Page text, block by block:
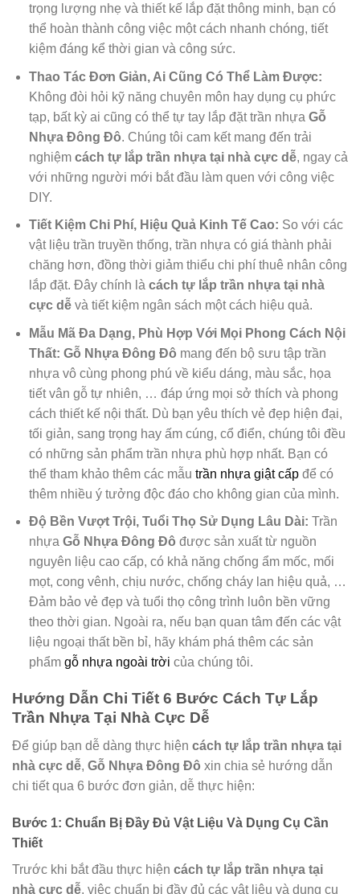
trọng lượng nhẹ và thiết kế lắp đặt thông minh, bạn có
thể hoàn thành công việc một cách nhanh chóng, tiết
kiệm đáng kể thời gian và công sức.
Thao Tác Đơn Giản, Ai Cũng Có Thể Làm Được:
Không đòi hỏi kỹ năng chuyên môn hay dụng cụ phức
tạp, bất kỳ ai cũng có thể tự tay lắp đặt trần nhựa Gỗ
Nhựa Đông Đô. Chúng tôi cam kết mang đến trải
nghiệm cách tự lắp trần nhựa tại nhà cực dễ, ngay cả
với những người mới bắt đầu làm quen với công việc
DIY.
Tiết Kiệm Chi Phí, Hiệu Quả Kinh Tế Cao: So với các
vật liệu trần truyền thống, trần nhựa có giá thành phải
chăng hơn, đồng thời giảm thiểu chi phí thuê nhân công
lắp đặt. Đây chính là cách tự lắp trần nhựa tại nhà
cực dễvà tiết kiệm ngân sách một cách hiệu quả.
Mẫu Mã Đa Dạng, Phù Hợp Với Mọi Phong Cách Nội
Thất: Gỗ Nhựa Đông Đô mang đến bộ sưu tập trần
nhựa vô cùng phong phú về kiểu dáng, màu sắc, họa
tiết vân gỗ tự nhiên, … đáp ứng mọi sở thích và phong
cách thiết kế nội thất. Dù bạn yêu thích vẻ đẹp hiện đại,
tối giản, sang trọng hay ấm cúng, cổ điển, chúng tôi đều
có những sản phẩm trần nhựa phù hợp nhất. Bạn có
thể tham khảo thêm các mẫu trần nhựa giật cấpđể có
thêm nhiều ý tưởng độc đáo cho không gian của mình.
Độ Bền Vượt Trội, Tuổi Thọ Sử Dụng Lâu Dài: Trần
nhựa Gỗ Nhựa Đông Đô được sản xuất từ nguồn
nguyên liệu cao cấp, có khả năng chống ẩm mốc, mối
mọt, cong vênh, chịu nước, chống cháy lan hiệu quả, …
Đảm bảo vẻ đẹp và tuổi thọ công trình luôn bền vững
theo thời gian. Ngoài ra, nếu bạn quan tâm đến các vật
liệu ngoại thất bền bỉ, hãy khám phá thêm các sản
phẩm gỗ nhựa ngoài trời của chúng tôi.
Hướng Dẫn Chi Tiết 6 Bước Cách Tự Lắp
Trần Nhựa Tại Nhà Cực Dễ
Để giúp bạn dễ dàng thực hiện cách tự lắp trần nhựa tại
nhà cực dễ, Gỗ Nhựa Đông Đô xin chia sẻ hướng dẫn
chi tiết qua 6 bước đơn giản, dễ thực hiện:
Bước 1: Chuẩn Bị Đầy Đủ Vật Liệu Và Dụng Cụ Cần
Thiết
Trước khi bắt đầu thực hiện cách tự lắp trần nhựa tại
nhà cực dễ, việc chuẩn bị đầy đủ các vật liệu và dụng cụ